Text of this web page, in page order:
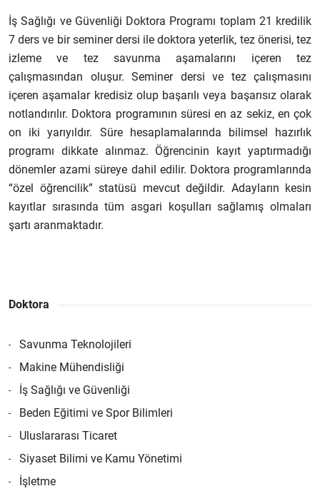
İş Sağlığı ve Güvenliği Doktora Programı toplam 21 kredilik
7 ders ve bir seminer dersi ile doktora yeterlik, tez önerisi, tez
izleme ve tez savunma aşamalarını içeren tez
çalışmasından oluşur. Seminer dersi ve tez çalışmasını
içeren aşamalar kredisiz olup başarılı veya başarısız olarak
notlandırılır. Doktora programının süresi en az sekiz, en çok
on iki yarıyıldır. Süre hesaplamalarında bilimsel hazırlık
programı dikkate alınmaz. Öğrencinin kayıt yaptırmadığı
dönemler azami süreye dahil edilir. Doktora programlarında
“özel öğrencilik” statüsü mevcut değildir. Adayların kesin
kayıtlar sırasında tüm asgari koşulları sağlamış olmaları
şartı aranmaktadır.
Doktora
Savunma Teknolojileri
Makine Mühendisliği
İş Sağlığı ve Güvenliği
Beden Eğitimi ve Spor Bilimleri
Uluslararası Ticaret
Siyaset Bilimi ve Kamu Yönetimi
İşletme